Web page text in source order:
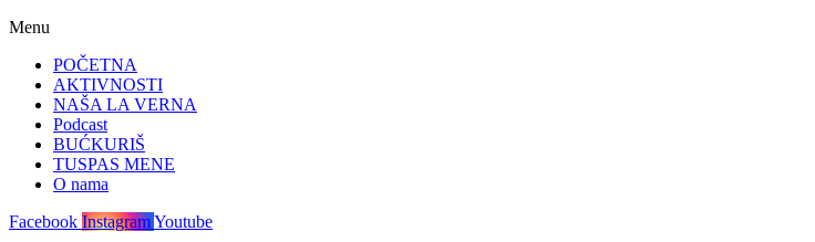
Menu
POČETNA
AKTIVNOSTI
NAŠA LA VERNA
Podcast
BUĆKURIŠ
TUSPAS MENE
O nama
Facebook InstagramYoutube